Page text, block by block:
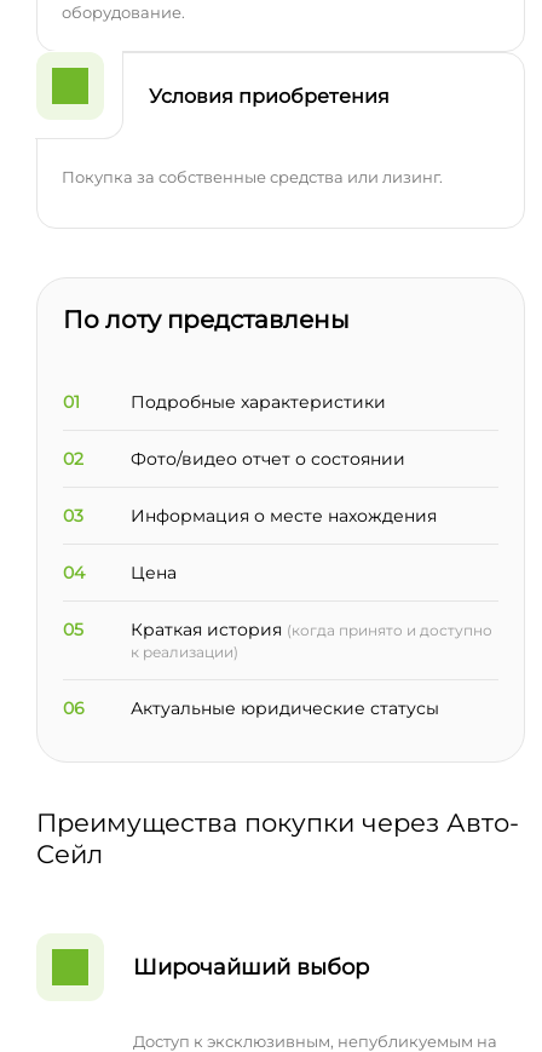
оборудование.
Условия приобретения
Покупка за собственные средства или лизинг.
По лоту представлены
01 Подробные характеристики
02 Фото/видео отчет о состоянии
03 Информация о месте нахождения
04 Цена
05 Краткая история (когда принято и доступно
к реализации)
06 Актуальные юридические статусы
Преимущества покупки через Авто-
Сейл
Широчайший выбор
Доступ к эксклюзивным, непубликуемым на